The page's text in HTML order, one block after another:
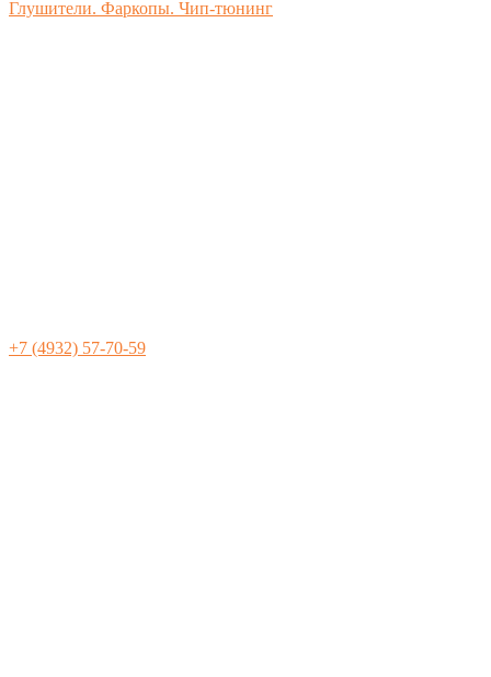
Глушители. Фаркопы. Чип-тюнинг
+7 (4932) 57-70-59